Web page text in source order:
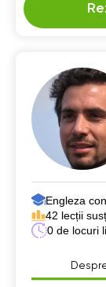
Engleza
42 lecții
0 de locuri